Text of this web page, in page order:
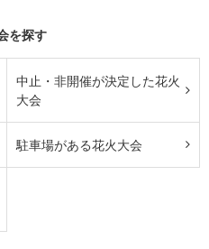
を探す
中止・非開催が決定した花火
大会
駐車場がある花火大会